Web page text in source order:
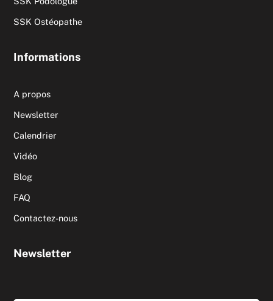
SSK Ostéopathe
Informations
A propos
Newsletter
Calendrier
Vidéo
Blog
FAQ
Contactez-nous
Newsletter